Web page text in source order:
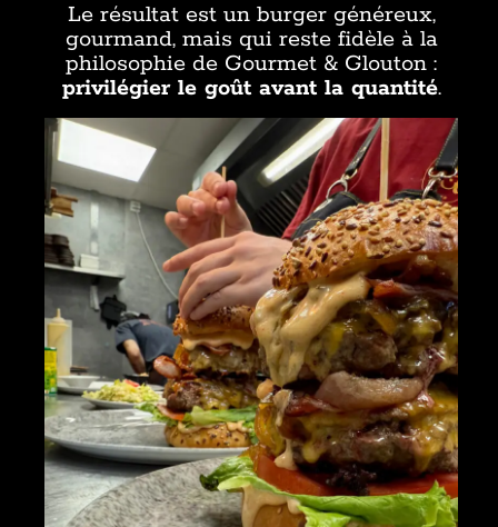
Le résultat est un burger généreux,
gourmand, mais qui reste fidèle à la
philosophie de Gourmet & Glouton :
privilégier le goût avant la quantité.